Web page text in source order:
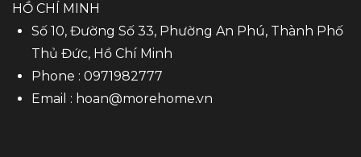
HỒ CHÍ MINH
Số 10, Đường Số 33, Phường An Phú, Thành Phố
Thủ Đức, Hồ Chí Minh
Phone : 0971982777
Email : hoan@morehome.vn